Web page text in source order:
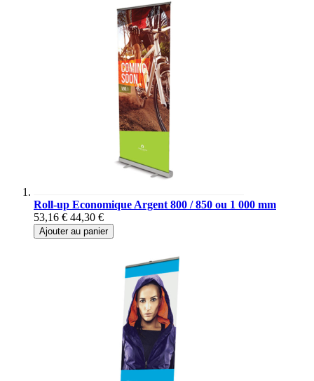
Roll-up Economique Argent 800 / 850 ou 1 000 mm
53,16 € 44,30 €
Ajouter au panier